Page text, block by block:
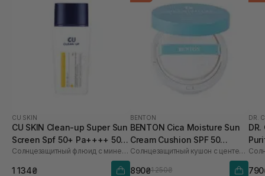
CU SKIN
CU SKIN Clean-up Super Sun
Screen Spf 50+ Pa++++ 50
мл
Солнцезащитный флюид с минеральными и органическими фильтрами
1 134₴
BENTON
BENTON Cica Moisture Sun
Cream Cushion SPF 50
PA++++ 15 г
Солнцезащитный кушон с центеллой
890₴1 250₴
DR.
DR.